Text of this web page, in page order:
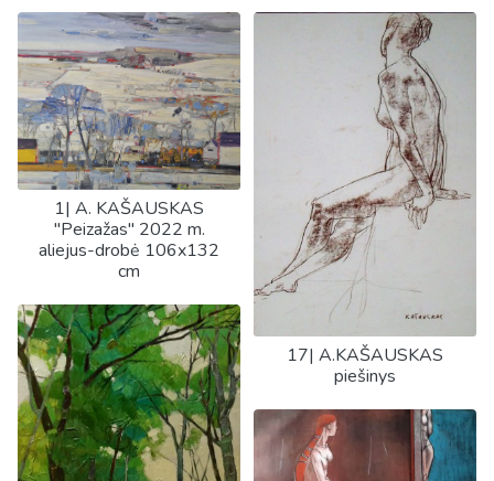
1| A. KAŠAUSKAS
"Peizažas" 2022 m.
aliejus-drobė 106x132
cm
17| A.KAŠAUSKAS
piešinys